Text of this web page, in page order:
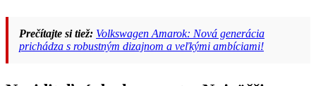
Prečítajte si tiež: Volkswagen Amarok: Nová generácia
prichádza s robustným dizajnom a veľkými ambíciami!